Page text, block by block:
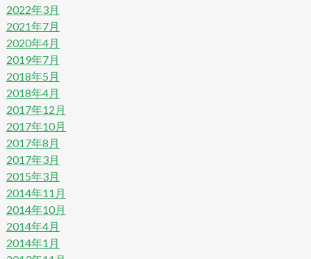
2022年3月
2021年7月
2020年4月
2019年7月
2018年5月
2018年4月
2017年12月
2017年10月
2017年8月
2017年3月
2015年3月
2014年11月
2014年10月
2014年4月
2014年1月